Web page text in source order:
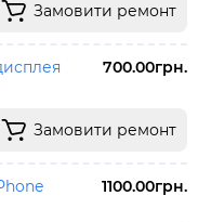
Замовити ремонт
700.00грн.
Замовити ремонт
1100.00грн.